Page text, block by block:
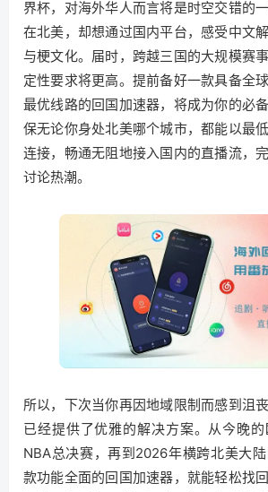
界杯，对海外华人而言将是时空交错的
在北美，却想通过国内平台，感受中文
与梗文化。届时，跨越三国的大规模赛
定性要求将更高。提前备好一款具备全
最优线路的回国加速器，将成为你的必
保无论你身处北美哪个城市，都能以最
连接，畅通无阻地接入国内的直播流，
讨论热潮。
所以，下次当你再因地域限制而感到沮
已经提供了优雅的解决方案。从今晚
NBA总决赛，再到2026年横跨北美大
款功能全面的回国加速器，就能轻松找